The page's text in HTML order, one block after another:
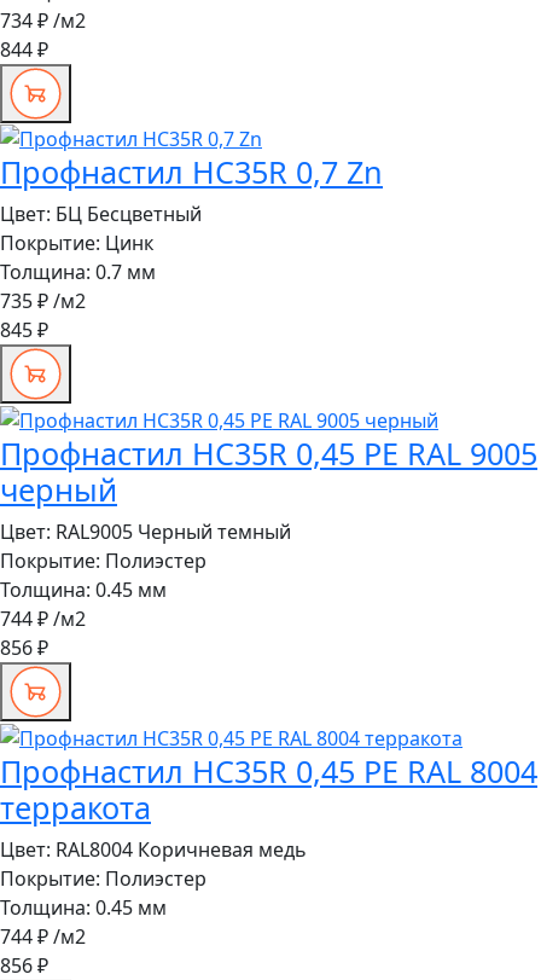
734 ₽/м2
844 ₽
Профнастил HC35R 0,7 Zn
Цвет: БЦ Бесцветный
Покрытие: Цинк
Толщина: 0.7 мм
735 ₽/м2
845 ₽
Профнастил HC35R 0,45 PE RAL 9005
черный
Цвет: RAL9005 Черный темный
Покрытие: Полиэстер
Толщина: 0.45 мм
744 ₽/м2
856 ₽
Профнастил HC35R 0,45 PE RAL 8004
терракота
Цвет: RAL8004 Коричневая медь
Покрытие: Полиэстер
Толщина: 0.45 мм
744 ₽/м2
856 ₽